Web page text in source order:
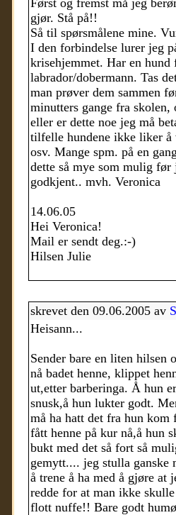
Først og fremst må jeg
gjør. Stå på!!
Så til spørsmålene mine.
I den forbindelse lurer jeg
krisehjemmet. Har en
labrador/dobermann. Tas
man prøver dem sammen
minutters gange fra
eller er dette noe jeg må
tilfelle hundene ikke liker å
osv. Mange spm. på en
dette så mye som mulig
godkjent.. mvh. Veronica
14.06.05
Hei Veronica!
Mail er sendt deg.:-)
Hilsen Julie
skrevet den 09.06.2005 av
Heisann...
Sender bare en liten hilsen
nå badet henne, klippet
ut,etter barberinga. Å hun
snusk,å hun lukter godt.
må ha hatt det fra hun kom
fått henne på kur nå,å hun
bukt med det så fort så
gemytt.... jeg stulla ganske
å trene å ha med å gjøre at
redde for at man ikke
flott nuffe!! Bare godt